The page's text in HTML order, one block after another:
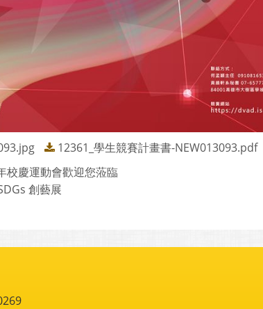
12361_學生競賽計畫書-NEW013093.pdf
校慶運動會歡迎您蒞臨
創藝展